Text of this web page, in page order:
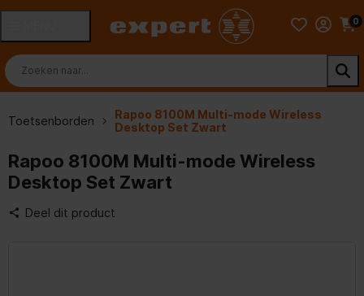
0
Toetsenborden
Rapoo 8100M Multi-mode Wireless
Desktop Set Zwart
Rapoo 8100M Multi-mode Wireless
Desktop Set Zwart
Deel dit product